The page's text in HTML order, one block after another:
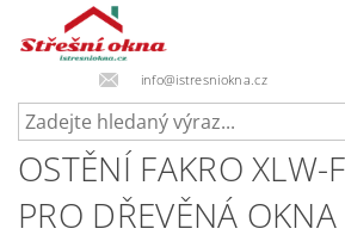
info@istresniokna.cz
OSTĚNÍ FAKRO XLW-
PRO DŘEVĚNÁ OKNA